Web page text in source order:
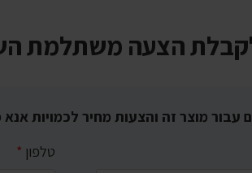
הצעה משתלמת
עבור מוצר זה והצעות מחיר לכמויות
טלפון *